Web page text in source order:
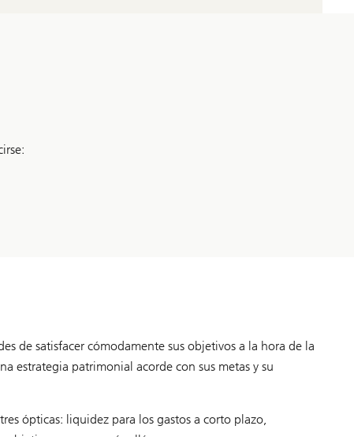
de satisfacer cómodamente sus objetivos a la hora de la
estrategia patrimonial acorde con sus metas y su
ópticas: liquidez para los gastos a corto plazo,